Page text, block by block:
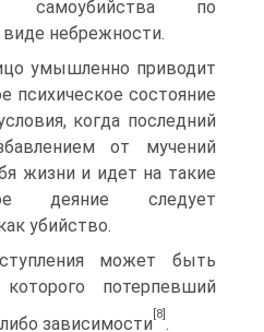
самоубийства по
небрежности.
умышленно приводит
психическое состояние
когда последний
от мучений
жизни и идет на такие
деяние следует
убийство.
может быть
потерпевший
зависимости
[8]
.